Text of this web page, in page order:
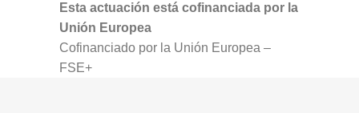
Esta actuación está cofinanciada por la
Unión Europea
Cofinanciado por la Unión Europea –
FSE+